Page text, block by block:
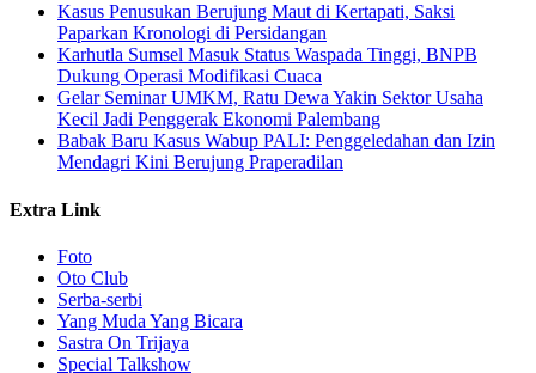
Kasus Penusukan Berujung Maut di Kertapati, Saksi
Paparkan Kronologi di Persidangan
Karhutla Sumsel Masuk Status Waspada Tinggi, BNPB
Dukung Operasi Modifikasi Cuaca
Gelar Seminar UMKM, Ratu Dewa Yakin Sektor Usaha
Kecil Jadi Penggerak Ekonomi Palembang
Babak Baru Kasus Wabup PALI: Penggeledahan dan Izin
Mendagri Kini Berujung Praperadilan
Extra Link
Foto
Oto Club
Serba-serbi
Yang Muda Yang Bicara
Sastra On Trijaya
Special Talkshow